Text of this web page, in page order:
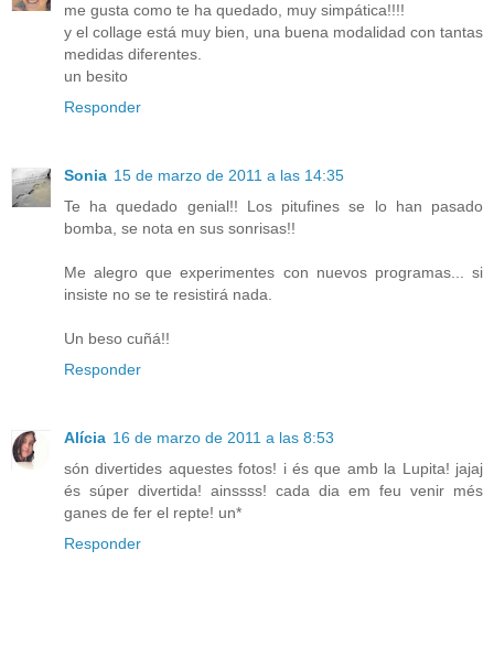
me gusta como te ha quedado, muy simpática!!!!
y el collage está muy bien, una buena modalidad con tantas
medidas diferentes.
un besito
Responder
Sonia 15 de marzo de 2011 a las 14:35
Te ha quedado genial!! Los pitufines se lo han pasado
bomba, se nota en sus sonrisas!!
Me alegro que experimentes con nuevos programas... si
insiste no se te resistirá nada.
Un beso cuñá!!
Responder
Alícia 16 de marzo de 2011 a las 8:53
són divertides aquestes fotos! i és que amb la Lupita! jajaj
és súper divertida! ainssss! cada dia em feu venir més
ganes de fer el repte! un*
Responder